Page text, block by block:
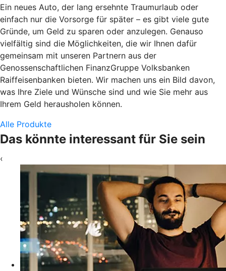
Ein neues Auto, der lang ersehnte Traumurlaub oder
einfach nur die Vorsorge für später – es gibt viele gute
Gründe, um Geld zu sparen oder anzulegen. Genauso
vielfältig sind die Möglichkeiten, die wir Ihnen dafür
gemeinsam mit unseren Partnern aus der
Genossenschaftlichen FinanzGruppe Volksbanken
Raiffeisenbanken bieten. Wir machen uns ein Bild davon,
was Ihre Ziele und Wünsche sind und wie Sie mehr aus
Ihrem Geld herausholen können.
Alle Produkte
Das könnte interessant für Sie sein
‹